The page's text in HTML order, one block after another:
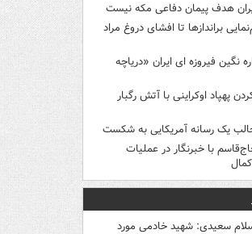
هدف پیمان دفاعی مکه نیست
براندازها تا افشای دروغ مراد
نگین فیروزه ای ایران «دریاچه
پهپاد اوکراینی با آتش رگبار
یک رسانه آمریکایی به شکست
با خبرنگار در عملیات
سعیدی: شهید خادمی مورد